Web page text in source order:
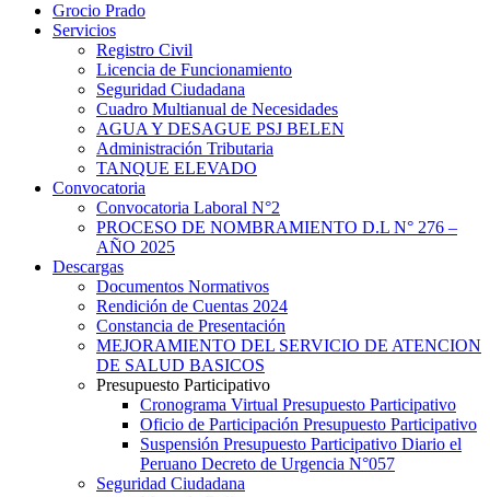
Grocio Prado
Servicios
Registro Civil
Licencia de Funcionamiento
Seguridad Ciudadana
Cuadro Multianual de Necesidades
AGUA Y DESAGUE PSJ BELEN
Administración Tributaria
TANQUE ELEVADO
Convocatoria
Convocatoria Laboral N°2
PROCESO DE NOMBRAMIENTO D.L N° 276 –
AÑO 2025
Descargas
Documentos Normativos
Rendición de Cuentas 2024
Constancia de Presentación
MEJORAMIENTO DEL SERVICIO DE ATENCION
DE SALUD BASICOS
Presupuesto Participativo
Cronograma Virtual Presupuesto Participativo
Oficio de Participación Presupuesto Participativo
Suspensión Presupuesto Participativo Diario el
Peruano Decreto de Urgencia N°057
Seguridad Ciudadana